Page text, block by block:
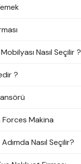
Nasıl Seçilir ?
?
Forces Makina
Nasıl Seçilir?